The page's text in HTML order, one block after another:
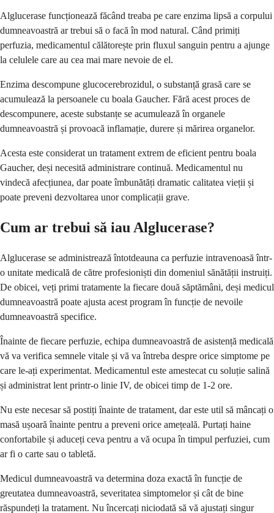
Alglucerase funcționează făcând treaba pe care enzima lipsă a corpului
dumneavoastră ar trebui să o facă în mod natural. Când primiți
perfuzia, medicamentul călătorește prin fluxul sanguin pentru a ajunge
la celulele care au cea mai mare nevoie de el.
Enzima descompune glucocerebrozidul, o substanță grasă care se
acumulează la persoanele cu boala Gaucher. Fără acest proces de
descompunere, aceste substanțe se acumulează în organele
dumneavoastră și provoacă inflamație, durere și mărirea organelor.
Acesta este considerat un tratament extrem de eficient pentru boala
Gaucher, deși necesită administrare continuă. Medicamentul nu
vindecă afecțiunea, dar poate îmbunătăți dramatic calitatea vieții și
poate preveni dezvoltarea unor complicații grave.
Cum ar trebui să iau Alglucerase?
Alglucerase se administrează întotdeauna ca perfuzie intravenoasă într-
o unitate medicală de către profesioniști din domeniul sănătății instruiți.
De obicei, veți primi tratamente la fiecare două săptămâni, deși medicul
dumneavoastră poate ajusta acest program în funcție de nevoile
dumneavoastră specifice.
Înainte de fiecare perfuzie, echipa dumneavoastră de asistență medicală
vă va verifica semnele vitale și vă va întreba despre orice simptome pe
care le-ați experimentat. Medicamentul este amestecat cu soluție salină
și administrat lent printr-o linie IV, de obicei timp de 1-2 ore.
Nu este necesar să postiți înainte de tratament, dar este util să mâncați o
masă ușoară înainte pentru a preveni orice amețeală. Purtați haine
confortabile și aduceți ceva pentru a vă ocupa în timpul perfuziei, cum
ar fi o carte sau o tabletă.
Medicul dumneavoastră va determina doza exactă în funcție de
greutatea dumneavoastră, severitatea simptomelor și cât de bine
răspundeți la tratament. Nu încercați niciodată să vă ajustați singur